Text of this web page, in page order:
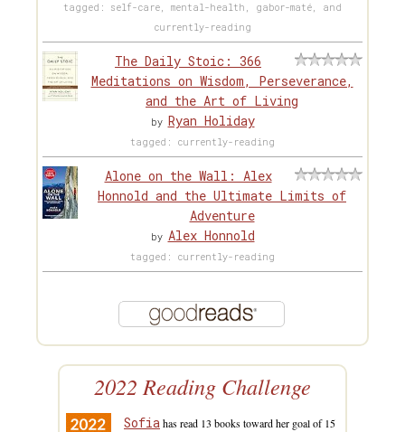
tagged: self-care, mental-health, gabor-maté, and
currently-reading
The Daily Stoic: 366
Meditations on Wisdom, Perseverance,
and the Art of Living
by Ryan Holiday
tagged: currently-reading
Alone on the Wall: Alex
Honnold and the Ultimate Limits of
Adventure
by Alex Honnold
tagged: currently-reading
2022 Reading Challenge
Sofia has read 13 books toward her goal of 15